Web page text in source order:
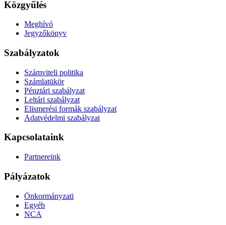
Közgyűlés
Meghívó
Jegyzőkönyv
Szabályzatok
Számviteli politika
Számlatükör
Pénztári szabályzat
Leltári szabályzat
Elismerési formák szabályzat
Adatvédelmi szabályzat
Kapcsolataink
Partnereink
Pályázatok
Önkormányzati
Egyéb
NCA